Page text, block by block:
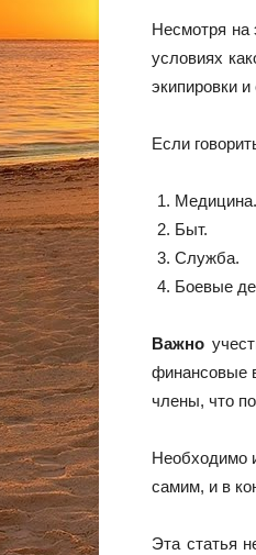
Несмотря на
условиях
экипировки
Если
Медицина.
Быт.
Служба.
Боевые
Важно
финансовые
члены, что
Необходимо
самим, и в
Эта статья